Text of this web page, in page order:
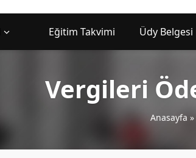
Eğitim Takvimi Üdy Belgesi
Vergileri
Anasayfa »